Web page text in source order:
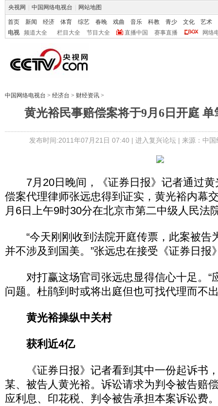
央视网 中国网络电视台 网站地图
首页 新闻 经济 体育 综艺 春晚 戏曲 音乐 科教 青少 文化
艺术
电视
频道大全 栏目大全 节目大全 直播中国 赛事直播 网络
中国网络电视台 > 经济台 > 财经资讯 >
黄光裕民事赔偿案将于9月6日开庭
发布时间:2011年07月21日 07:40 | 进入复兴论坛| 来源：中
7月20日晚间，《证券日报》记者通过黄
偿案代理律师张远忠得到证实，黄光裕内幕
月6日上午9时30分在北京市第二中级人民法
“今天刚刚收到法院开庭传票，此案被告
并不涉及到国美。”张远忠在接受《证券日报
对打赢这场官司张远忠显得信心十足。“
问题。杜鹃到时或将出庭但也可找代理而不
黄光裕操纵中关村
获利近4亿
《证券日报》记者看到其中一份起诉书
某、被告人黄光裕。诉讼请求为判令被告赔
应利息、印花税、判令被告承担本案诉讼费